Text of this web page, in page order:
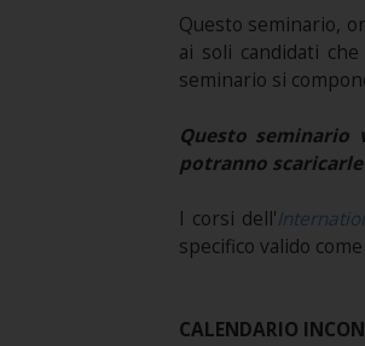
Questo seminario,
ai soli candidati
seminario si
Questo
potranno
I corsi dell'
specifico valido
CALENDARIO